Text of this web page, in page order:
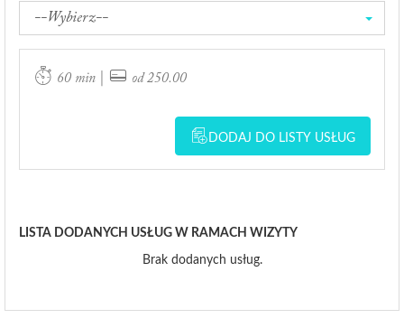
--Wybierz--
60 min od 250.00
DODAJ DO LISTY USŁUG
LISTA DODANYCH USŁUG W RAMACH WIZYTY
Brak dodanych usług.